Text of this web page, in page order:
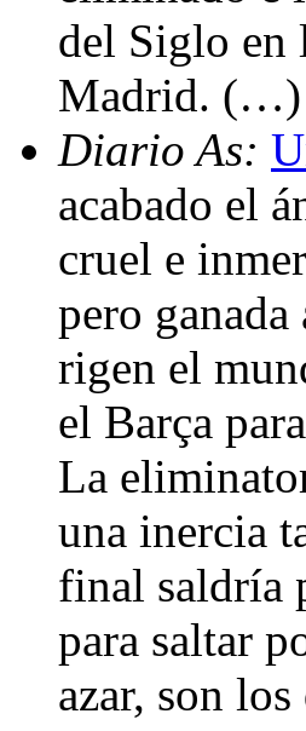
del Siglo en
Madrid. (…)
Diario As:
acabado el
cruel e
pero
rigen el
el Barça
La
una inercia
final saldría
para saltar
azar, son